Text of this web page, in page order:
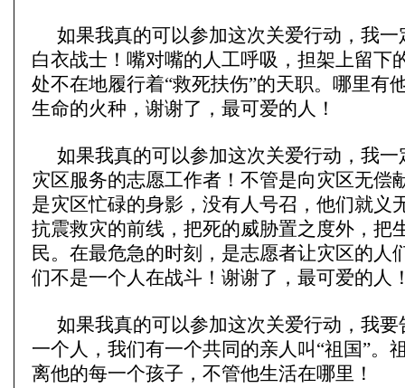
如果我真的可以参加这次关爱行动，我
白衣战士！嘴对嘴的人工呼吸，担架上留下
处不在地履行着“救死扶伤”的天职。哪里有
生命的火种，谢谢了，最可爱的人！
如果我真的可以参加这次关爱行动，我
灾区服务的志愿工作者！不管是向灾区无偿
是灾区忙碌的身影，没有人号召，他们就义
抗震救灾的前线，把死的威胁置之度外，把
民。在最危急的时刻，是志愿者让灾区的人
们不是一个人在战斗！谢谢了，最可爱的人
如果我真的可以参加这次关爱行动，我
一个人，我们有一个共同的亲人叫“祖国”。
离他的每一个孩子，不管他生活在哪里！